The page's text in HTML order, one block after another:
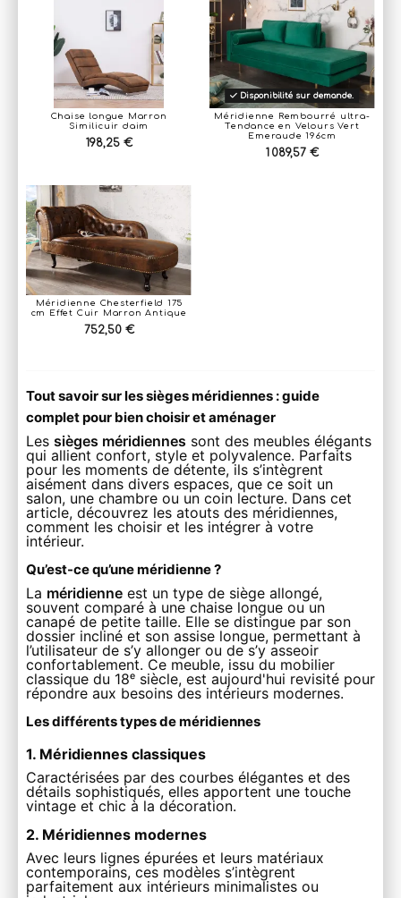
Chaise longue Marron
Similicuir daim
198,25 €
Disponibilité sur demande.
Méridienne Rembourré ultra-
Tendance en Velours Vert
Emeraude 196cm
1 089,57 €
Méridienne Chesterfield 175
cm Effet Cuir Marron Antique
752,50 €
Tout savoir sur les sièges méridiennes : guide
complet pour bien choisir et aménager
Les sièges méridiennes sont des meubles élégants
qui allient confort, style et polyvalence. Parfaits
pour les moments de détente, ils s’intègrent
aisément dans divers espaces, que ce soit un
salon, une chambre ou un coin lecture. Dans cet
article, découvrez les atouts des méridiennes,
comment les choisir et les intégrer à votre
intérieur.
Qu’est-ce qu’une méridienne ?
La méridienne est un type de siège allongé,
souvent comparé à une chaise longue ou un
canapé de petite taille. Elle se distingue par son
dossier incliné et son assise longue, permettant à
l’utilisateur de s’y allonger ou de s’y asseoir
confortablement. Ce meuble, issu du mobilier
classique du 18ᵉ siècle, est aujourd'hui revisité pour
répondre aux besoins des intérieurs modernes.
Les différents types de méridiennes
1. Méridiennes classiques
Caractérisées par des courbes élégantes et des
détails sophistiqués, elles apportent une touche
vintage et chic à la décoration.
2. Méridiennes modernes
Avec leurs lignes épurées et leurs matériaux
contemporains, ces modèles s’intègrent
parfaitement aux intérieurs minimalistes ou